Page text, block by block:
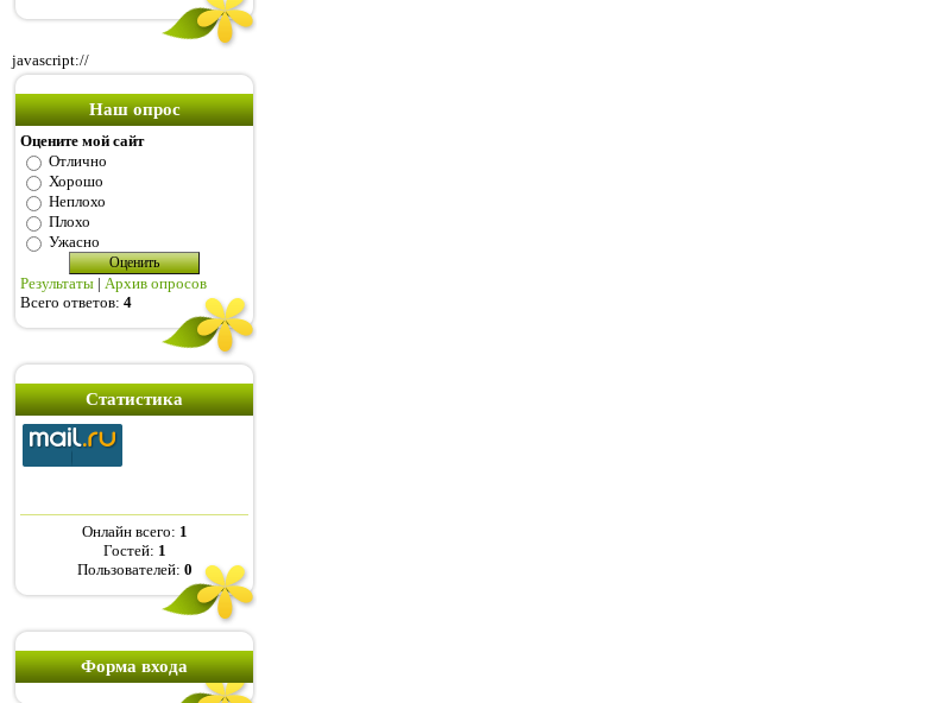
javascript://
Наш опрос
Оцените мой сайт
Отлично
Хорошо
Неплохо
Плохо
Ужасно
Результаты | Архив опросов
Всего ответов: 4
Статистика
Онлайн всего: 1
Гостей: 1
Пользователей: 0
Форма входа